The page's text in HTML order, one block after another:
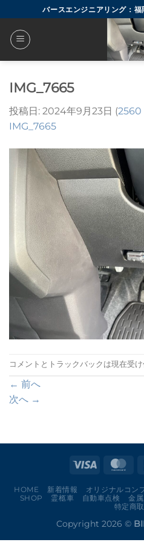
to
content
バースエンジニアリング：
IMG_7665
投稿日: 2024年9月23日 (2560
IMG_7665
コメントとトラックバックは現在受け
← 前へ
次へ →
HOME 新着情報 オリジナルコン
SHOP
霊柩車 自動車点検 金
特定商
Copyright 2026 ©